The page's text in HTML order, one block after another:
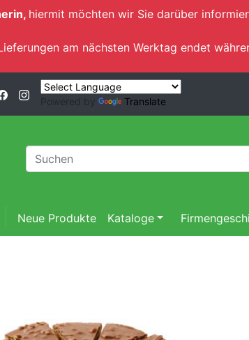
hiermit möchten wir Sie darüber
am nächsten Werktag endet
Powered by Translate
Neue Produkte Kataloge